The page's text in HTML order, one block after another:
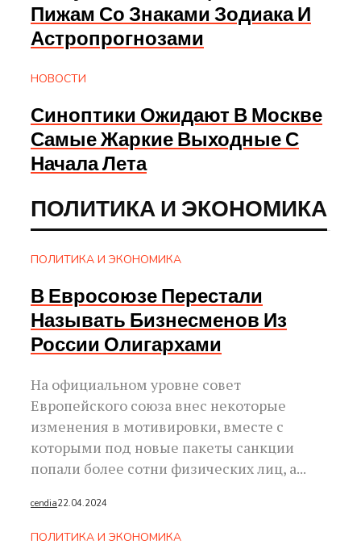
Пижам Со Знаками Зодиака И
Астропрогнозами
НОВОСТИ
Синоптики Ожидают В Москве
Самые Жаркие Выходные С
Начала Лета
ПОЛИТИКА И ЭКОНОМИКА
ПОЛИТИКА И ЭКОНОМИКА
В Евросоюзе Перестали
Называть Бизнесменов Из
России Олигархами
На официальном уровне совет
Европейского союза внес некоторые
изменения в мотивировки, вместе с
которыми под новые пакеты санкции
попали более сотни физических лиц, а...
cendia22.04.2024
ПОЛИТИКА И ЭКОНОМИКА